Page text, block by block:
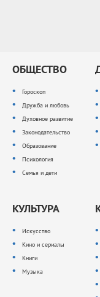
ОБЩЕСТВО
Гороскоп
Дружба и любовь
Духовное развитие
Законодательство
Образование
Психология
Семья и дети
КУЛЬТУРА
Искусство
Кино и сериалы
Книги
Музыка